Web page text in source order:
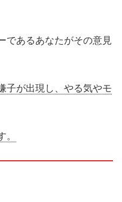
であるあなたがその意見
子が出現し、やる気やモ